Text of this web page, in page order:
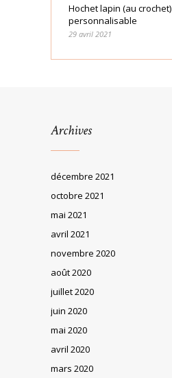
Hochet lapin (au crochet)
personnalisable
29 avril 2021
Archives
décembre 2021
octobre 2021
mai 2021
avril 2021
novembre 2020
août 2020
juillet 2020
juin 2020
mai 2020
avril 2020
mars 2020